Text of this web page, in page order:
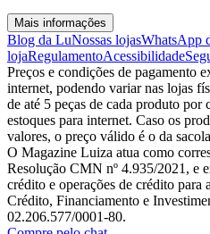
Mais informações
Blog da LuNossas lojasWhatsApp
lojaRegulamentoAcessibilidade
Preços e condições de pagamento
internet, podendo variar nas lojas
de até 5 peças de cada produto por
estoques para internet. Caso os
valores, o preço válido é o da
O Magazine Luiza atua como
Resolução CMN nº 4.935/2021, e
crédito e operações de crédito
Crédito, Financiamento e
02.206.577/0001-80.